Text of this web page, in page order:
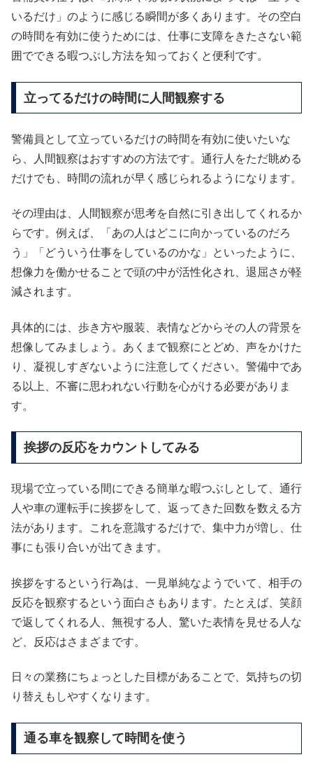
いるだけ」のように感じる瞬間が多くあります。その空白
の時間を有効に使うためには、仕事に支障をきたさない範
囲でできる暇つぶし方法を知っておくと便利です。
立ってるだけの時間に人間観察する
警備員として立っているだけの時間を有効に使いたいな
ら、人間観察はおすすめの方法です。通行人をただ眺める
だけでも、時間の流れが早く感じられるようになります。
その理由は、人間観察が思考を自然に引き出してくれるか
らです。例えば、「あの人はどこに向かっているのだろ
う」「どういう仕事をしているのかな」といったように、
想像力を働かせることで頭の中が活性化され、退屈さが軽
減されます。
具体的には、歩き方や服装、表情などからその人の背景を
想像してみましょう。あくまで観察にとどめ、声をかけた
り、凝視しすぎないように注意してください。警備中であ
る以上、不審に思われない行動を心がける必要がありま
す。
挨拶の反応をカウントしてみる
現場で立っている間にできる簡単な暇つぶしとして、通行
人や車の運転手に挨拶をして、返ってきた回数を数える方
法があります。これを意識するだけで、集中力が増し、仕
事にも張り合いが出てきます。
挨拶をするという行為は、一見単純なようでいて、相手の
反応を観察するという面白さもあります。たとえば、笑顔
で返してくれる人、無視する人、驚いた表情を見せる人な
ど、反応はさまざまです。
日々の業務にちょっとした目標があることで、気持ちの切
り替えもしやすくなります。
通る車を観察して時間を使う